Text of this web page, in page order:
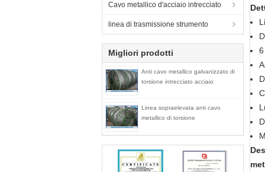
Cavo metallico d'acciaio intrecciato
linea di trasmissione strumento
Migliori prodotti
Anti cavo metallico galvanizzato di
torsione intrecciato acciaio
Linea sopraelevata anti cavo
metallico di torsione